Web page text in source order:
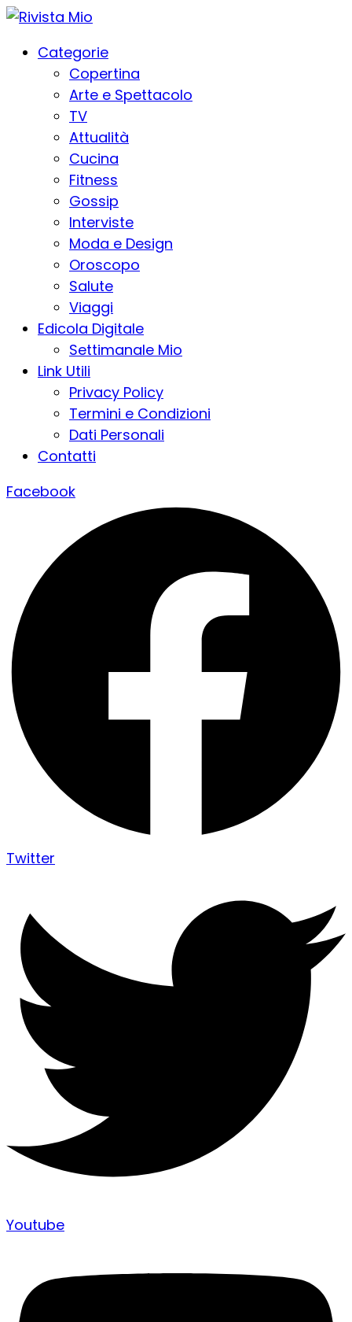
Categorie
Copertina
Arte e Spettacolo
TV
Attualità
Cucina
Fitness
Gossip
Interviste
Moda e Design
Oroscopo
Salute
Viaggi
Edicola Digitale
Settimanale Mio
Link Utili
Privacy Policy
Termini e Condizioni
Dati Personali
Contatti
Facebook
Twitter
Youtube